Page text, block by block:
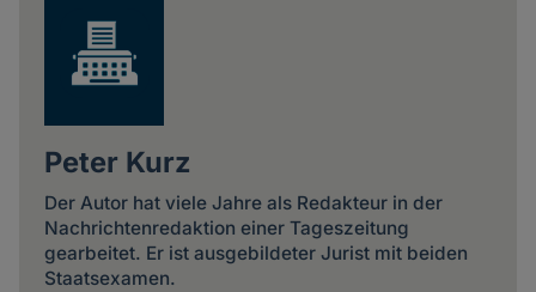
Peter Kurz
Der Autor hat viele Jahre als Redakteur in der
Nachrichtenredaktion einer Tageszeitung
gearbeitet. Er ist ausgebildeter Jurist mit beiden
Staatsexamen.